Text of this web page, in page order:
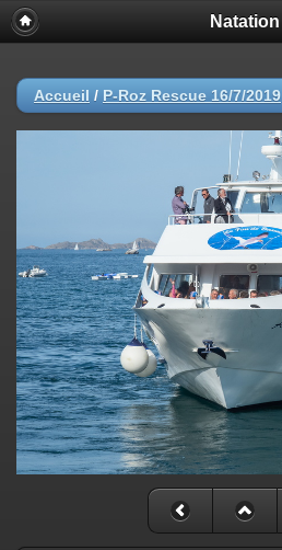
Natation
Accueil / P-Roz Rescue 16/7/2019